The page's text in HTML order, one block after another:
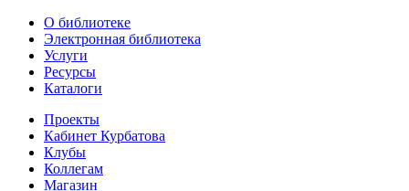
О библиотеке
Электронная библиотека
Услуги
Ресурсы
Каталоги
Проекты
Кабинет Курбатова
Клубы
Коллегам
Магазин